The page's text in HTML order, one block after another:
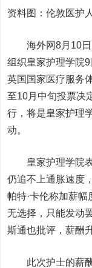
资料图：伦敦医护
海外网8月10
组织皇家护理学院
英国国家医疗服务
至10月中旬投票决
行，将是皇家护理
动。
皇家护理学院表
仍追不上通胀速度
帕特·卡伦称加薪幅
无选择，只能发动
斯通也批评，薪酬
此次护士的薪酬